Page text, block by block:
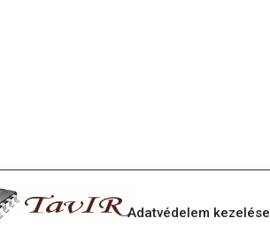
Adatvédelem kezelése